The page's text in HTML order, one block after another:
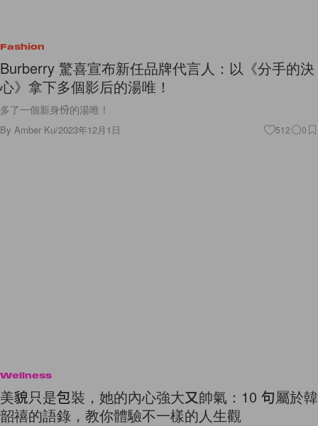
Fashion
Burberry 驚喜宣布新任品牌代言人：以《分手的決
心》拿下多個影后的湯唯！
多了一個新身份的湯唯！
By Amber Ku/2023年12月1日 512 0
Wellness
美貌只是包裝，她的內心強大又帥氣：10 句屬於韓
韶禧的語錄，教你體驗不一樣的人生觀